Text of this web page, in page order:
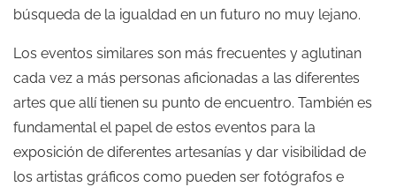
búsqueda de la igualdad en un futuro no muy lejano.
Los eventos similares son más frecuentes y aglutinan
cada vez a más personas aficionadas a las diferentes
artes que allí tienen su punto de encuentro. También es
fundamental el papel de estos eventos para la
exposición de diferentes artesanías y dar visibilidad de
los artistas gráficos como pueden ser fotógrafos e